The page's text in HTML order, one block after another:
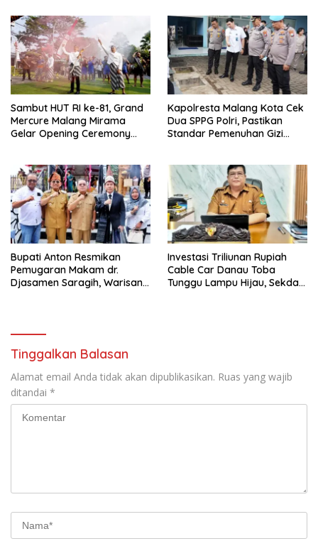
Sambut HUT RI ke-81, Grand
Mercure Malang Mirama
Gelar Opening Ceremony
Kapolresta Malang Kota Cek
Dua SPPG Polri, Pastikan
Standar Pemenuhan Gizi
Bupati Anton Resmikan
Pemugaran Makam dr.
Djasamen Saragih, Warisan
Investasi Triliunan Rupiah
Cable Car Danau Toba
Tunggu Lampu Hijau, Sekda
Tinggalkan Balasan
Alamat email Anda tidak akan dipublikasikan. Ruas yang wajib
ditandai *